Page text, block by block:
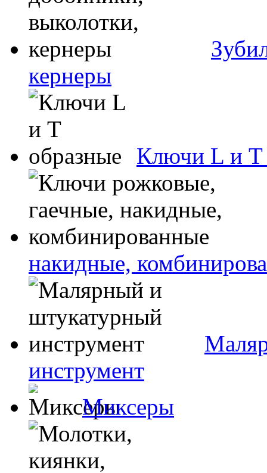
кернеры
Ключи L и T
накидные,
инструмент
Миксеры